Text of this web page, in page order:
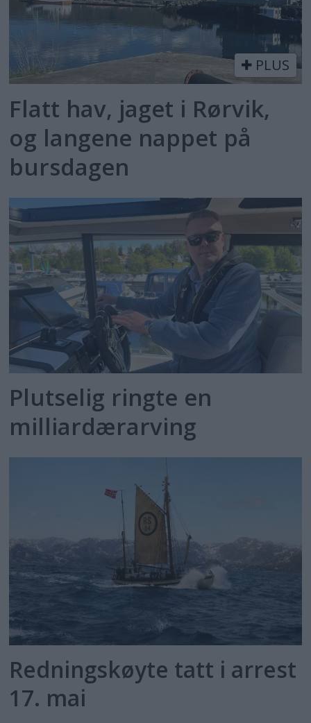
PLUS
Flatt hav, jaget i Rørvik,
og langene nappet på
bursdagen
Plutselig ringte en
milliardærarving
Redningskøyte tatt i arrest
17. mai